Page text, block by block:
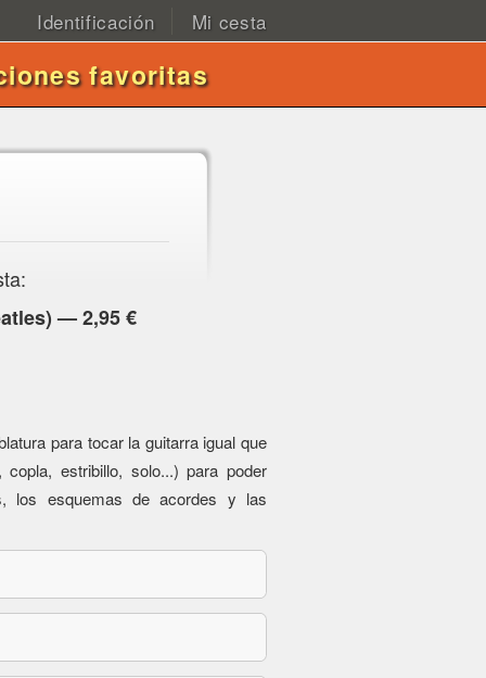
Identificación Mi cesta
favoritas
— 2,95 €
para tocar la guitarra igual que
estribillo, solo...) para poder
los esquemas de acordes y las